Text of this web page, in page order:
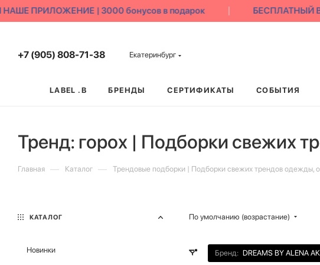
ПРИЛОЖЕНИЕ | 3000 бонусов в подарок БЕСПЛАТНЫЙ
+7 (905) 808-71-38 Екатеринбург
LABEL .B БРЕНДЫ СЕРТИФИКАТЫ СОБЫТИЯ
Тренд: горох | Подборки свежих
Главная — Каталог — Трендовые подборки | Подборки свежих трендов одежды,
По умолчанию (возрастание)
Бренд: DREAMS BY ALENA
КАТАЛОГ
Новинки